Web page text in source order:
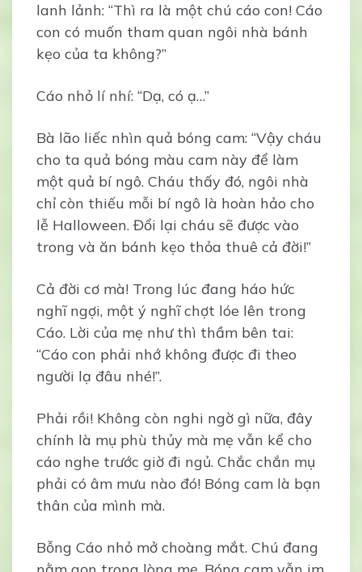
lanh lảnh: “Thì ra là một chú cáo con! Cáo
con có muốn tham quan ngôi nhà bánh
kẹo của ta không?”
Cáo nhỏ lí nhí: “Dạ, có ạ…”
Bà lão liếc nhìn quả bóng cam: “Vậy cháu
cho ta quả bóng màu cam này để làm
một quả bí ngô. Cháu thấy đó, ngôi nhà
chỉ còn thiếu mỗi bí ngô là hoàn hảo cho
lễ Halloween. Đổi lại cháu sẽ được vào
trong và ăn bánh kẹo thỏa thuê cả đời!”
Cả đời cơ mà! Trong lúc đang háo hức
nghĩ ngợi, một ý nghĩ chợt lóe lên trong
Cáo. Lời của mẹ như thì thầm bên tai:
“Cáo con phải nhớ không được đi theo
người lạ đâu nhé!”.
Phải rồi! Không còn nghi ngờ gì nữa, đây
chính là mụ phù thủy mà mẹ vẫn kể cho
cáo nghe trước giờ đi ngủ. Chắc chắn mụ
phải có âm mưu nào đó! Bóng cam là bạn
thân của mình mà.
Bỗng Cáo nhỏ mở choàng mắt. Chú đang